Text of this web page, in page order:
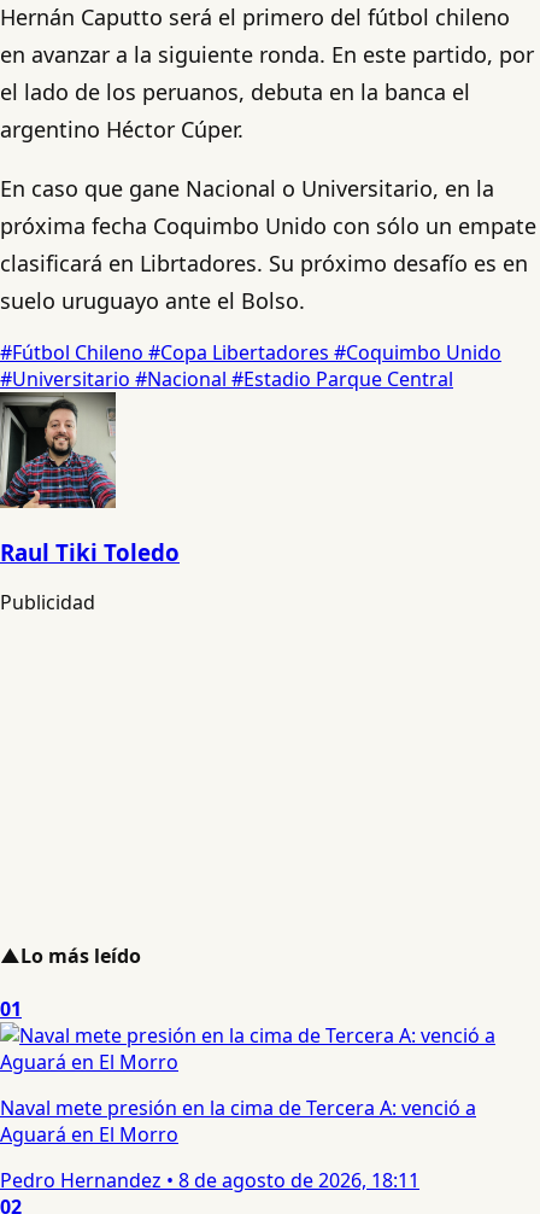
Hernán Caputto será el primero del fútbol chileno
en avanzar a la siguiente ronda. En este partido, por
el lado de los peruanos, debuta en la banca el
argentino Héctor Cúper.
En caso que gane Nacional o Universitario, en la
próxima fecha Coquimbo Unido con sólo un empate
clasificará en Librtadores. Su próximo desafío es en
suelo uruguayo ante el Bolso.
#Fútbol Chileno #Copa Libertadores #Coquimbo Unido
#Universitario #Nacional #Estadio Parque Central
Raul Tiki Toledo
Publicidad
▲Lo más leído
01
Naval mete presión en la cima de Tercera A: venció a
Aguará en El Morro
Pedro Hernandez • 8 de agosto de 2026, 18:11
02